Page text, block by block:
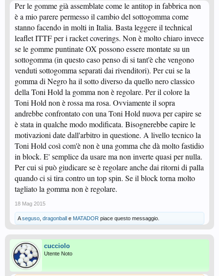
Per le gomme già assemblate come le antitop in fabbrica non
è a mio parere permesso il cambio del sottogomma come
stanno facendo in molti in Italia. Basta leggere il technical
leaflet ITTF per i racket coverings. Non è molto chiaro invece
se le gomme puntinate OX possono essere montate su un
sottogomma (in questo caso penso di si tant'è che vengono
venduti sottogomma separati dai rivenditori). Per cui se la
gomma di Negro ha il sotto diverso da quello nero classico
della Toni Hold la gomma non è regolare. Per il colore la
Toni Hold non è rossa ma rosa. Ovviamente il sopra
andrebbe confrontato con una Toni Hold nuova per capire se
è stata in qualche modo modificata. Bisognerebbe capire le
motivazioni date dall'arbitro in questione. A livello tecnico la
Toni Hold così com'è non è una gomma che dà molto fastidio
in block. E' semplice da usare ma non inverte quasi per nulla.
Per cui si può giudicare se è regolare anche dai ritorni di palla
quando ci si tira contro un top spin. Se il block torna molto
tagliato la gomma non è regolare.
18 Mag 2015
Aseguso dragonball e MATADOR piace questo messaggio.
cucciolo
Utente Noto